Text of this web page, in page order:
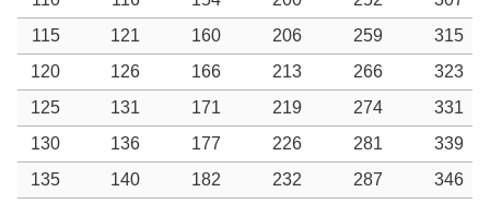
115
121 160 206 259
315
120
126 166 213 266
323
125
131 171 219 274
331
130
136 177 226 281
339
135
140 182 232 287
346